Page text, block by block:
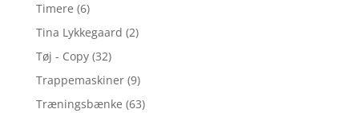
Timere (6)
Tina Lykkegaard (2)
Tøj - Copy (32)
Trappemaskiner (9)
Træningsbænke (63)